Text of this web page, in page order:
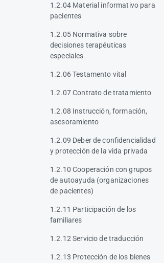
1.2.04 Material informativo para
pacientes
1.2.05 Normativa sobre
decisiones terapéuticas
especiales
1.2.06 Testamento vital
1.2.07 Contrato de tratamiento
1.2.08 Instrucción, formación,
asesoramiento
1.2.09 Deber de confidencialidad
y protección de la vida privada
1.2.10 Cooperación con grupos
de autoayuda (organizaciones
de pacientes)
1.2.11 Participación de los
familiares
1.2.12 Servicio de traducción
1.2.13 Protección de los bienes